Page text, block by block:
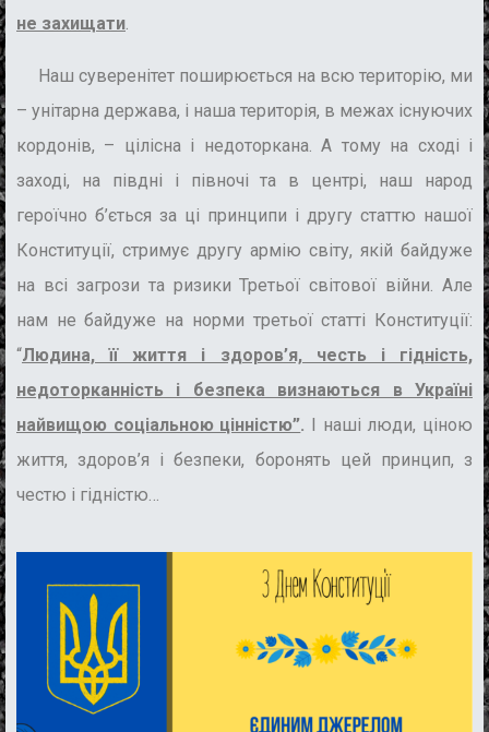
не захищати
Наш суверенітет поширюється на всю територію, ми
– унітарна держава, і наша територія, в межах існуючих
кордонів, – цілісна і недоторкана. А тому на сході і
заході, на півдні і півночі та в центрі, наш народ
героїчно б’ється за ці принципи і другу статтю нашої
Конституції, стримує другу армію світу, якій байдуже
на всі загрози та ризики Третьої світової війни. Але
нам не байдуже на норми третьої статті Конституції:
“Людина, її життя і здоров’я, честь і гідність,
недоторканність і безпека визнаються в Україні
найвищою соціальною цінністю”. І наші люди, ціною
життя, здоров’я і безпеки, боронять цей принцип, з
честю і гідністю…